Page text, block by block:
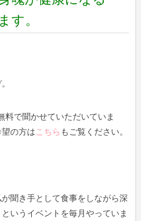
す。
で聞かせていただいていま
の方は こちら もご覧ください。
聞き手として食事をしながら深
いうイベントを毎月やっていま